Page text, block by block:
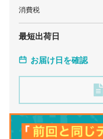
消費税
最短出荷日
お届け日を確認